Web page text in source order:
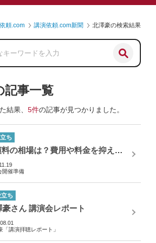
頼.com 講演依頼.com新聞 北澤豪の検索結果
記事一覧
結果、5件の記事が見つかりました。
ち
講演料の相場は？費用や料金を抑える方法を紹介
開催準備
ち
豪さん 講演会レポート
「講演拝聴レポート」